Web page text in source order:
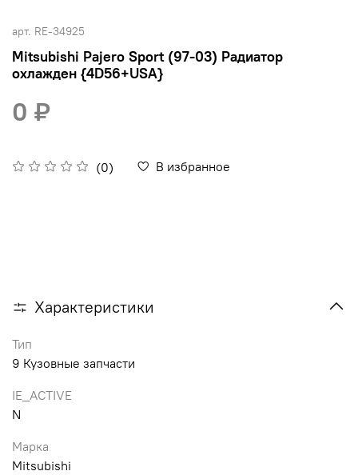
арт. RE-34925
Mitsubishi Pajero Sport (97-03) Радиатор
охлажден {4D56+USA}
(0) В избранное
0 ₽
Характеристики
Тип
9 Кузовные запчасти
IE_ACTIVE
N
Марка
Mitsubishi